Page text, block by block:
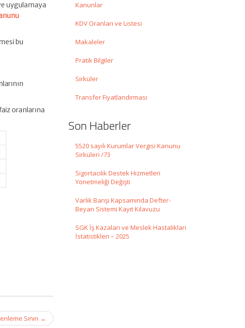
uygulamaya
bu
oranlarına
Sınırı →
Kanunlar
KDV Oranları ve Listesi
Makaleler
Pratik Bilgiler
Sirküler
Transfer Fiyatlandırması
Son Haberler
5520 sayılı Kurumlar Vergisi Kanunu
Sirküleri /73
Sigortacılık Destek Hizmetleri
Yönetmeliği Değişti
Varlık Barışı Kapsamında Defter-
Beyan Sistemi Kayıt Kılavuzu
SGK İş Kazaları ve Meslek Hastalıkları
İstatistikleri – 2025